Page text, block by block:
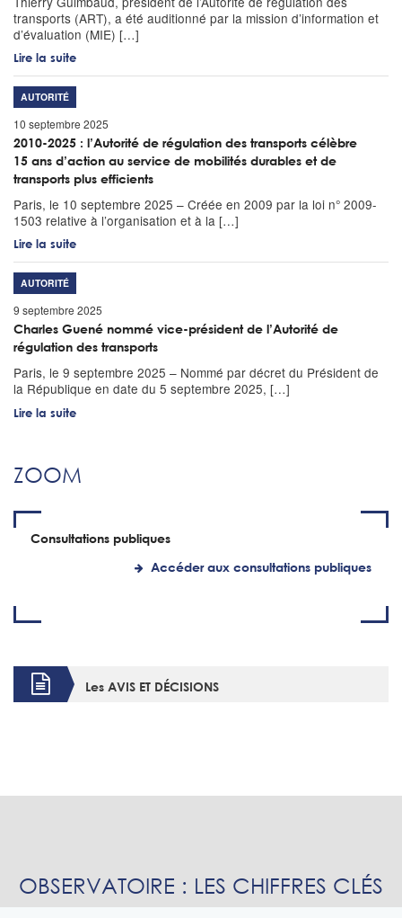
transports (ART), a été auditionné par la mission d’information et
d’évaluation (MIE) […]
Lire la suite
AUTORITÉ
10 septembre 2025
2010-2025 : l’Autorité de régulation des transports célèbre
15 ans d’action au service de mobilités durables et de
transports plus efficients
Paris, le 10 septembre 2025 – Créée en 2009 par la loi n° 2009-
1503 relative à l’organisation et à la […]
Lire la suite
AUTORITÉ
9 septembre 2025
Charles Guené nommé vice-président de l’Autorité de
régulation des transports
Paris, le 9 septembre 2025 – Nommé par décret du Président de
la République en date du 5 septembre 2025, […]
Lire la suite
ZOOM
Consultations publiques
Accéder aux consultations publiques
Les AVIS ET DÉCISIONS
OBSERVATOIRE : LES CHIFFRES CLÉS